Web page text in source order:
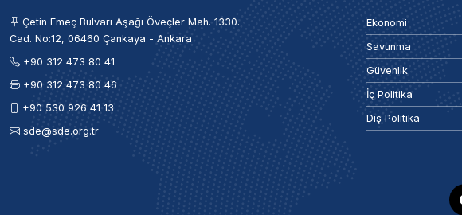
Çetin Emeç Bulvarı Aşağı Öveçler Mah. 1330.
Cad. No:12, 06460 Çankaya - Ankara
+90 312 473 80 41
+90 312 473 80 46
+90 530 926 41 13
sde@sde.org.tr
Ekonomi
Savunma
Güvenlik
İç Politika
Dış Politika